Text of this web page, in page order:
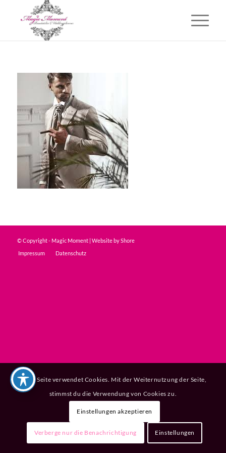
© Copyright - Magic Moment | Website byShore
Impressum
Datenschutz
Diese Seite verwendet Cookies. Mit der Weiternutzung der Seite,
stimmst du die Verwendung von Cookies zu.
Einstellungen akzeptieren
Verberge nur die Benachrichtigung Einstellungen